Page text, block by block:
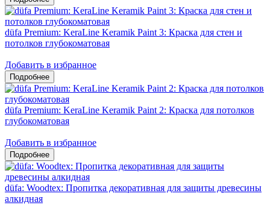
düfa Premium: KeraLine Keramik Paint 3: Краска для стен и
потолков глубокоматовая
Добавить в избранное
düfa Premium: KeraLine Keramik Paint 2: Краска для потолков
глубокоматовая
Добавить в избранное
düfa: Woodtex: Пропитка декоративная для защиты древесины
алкидная